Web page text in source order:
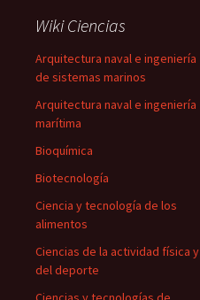
Wiki Ciencias
Arquitectura naval e ingeniería
de sistemas marinos
Arquitectura naval e ingeniería
marítima
Bioquímica
Biotecnología
Ciencia y tecnología de los
alimentos
Ciencias de la actividad física y
del deporte